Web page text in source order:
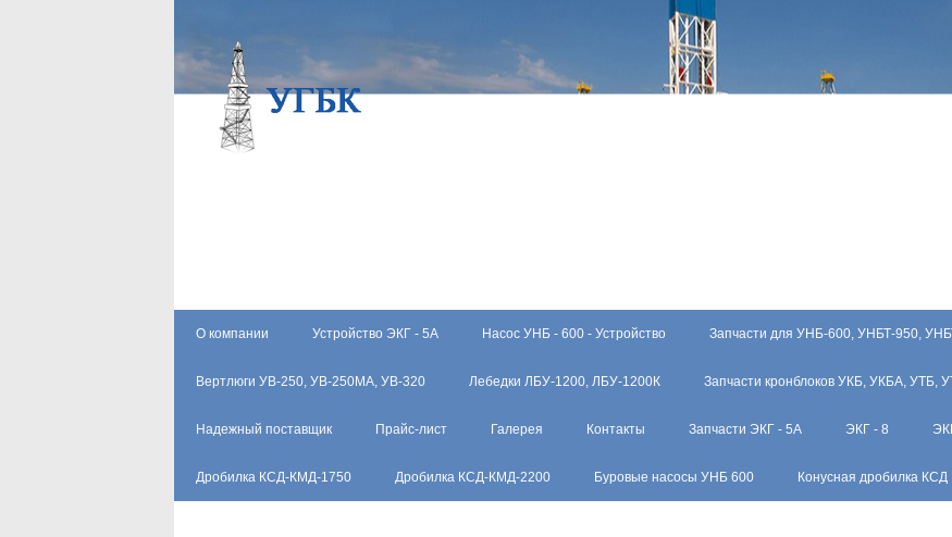
О компании Устройство ЭКГ - 5А Насос УНБ - 600 - Устройство Запчасти для УНБ-600, УНБТ-950,
Вертлюги УВ-250, УВ-250МА, УВ-320 Лебедки ЛБУ-1200, ЛБУ-1200К Запчасти кронблоков УКБ, УКБА, УТБ,
Надежный поставщик Прайс-лист Галерея Контакты Запчасти ЭКГ - 5А ЭКГ - 8
Дробилка КСД-КМД-1750 Дробилка КСД-КМД-2200 Буровые насосы УНБ 600 Конусная дробилка КСД